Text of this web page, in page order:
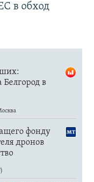
в обход